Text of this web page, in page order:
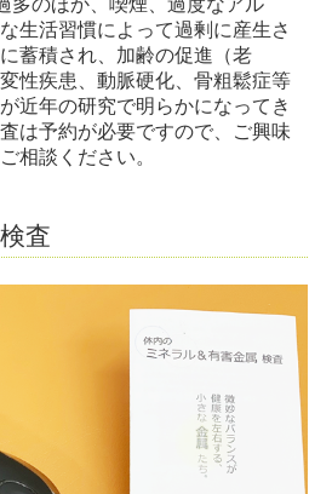
生活習慣によって過剰に産生さ
蓄積され、加齢の促進（老
性疾患、動脈硬化、骨粗鬆症等
近年の研究で明らかになってき
は予約が必要ですので、ご興味
相談ください。
査